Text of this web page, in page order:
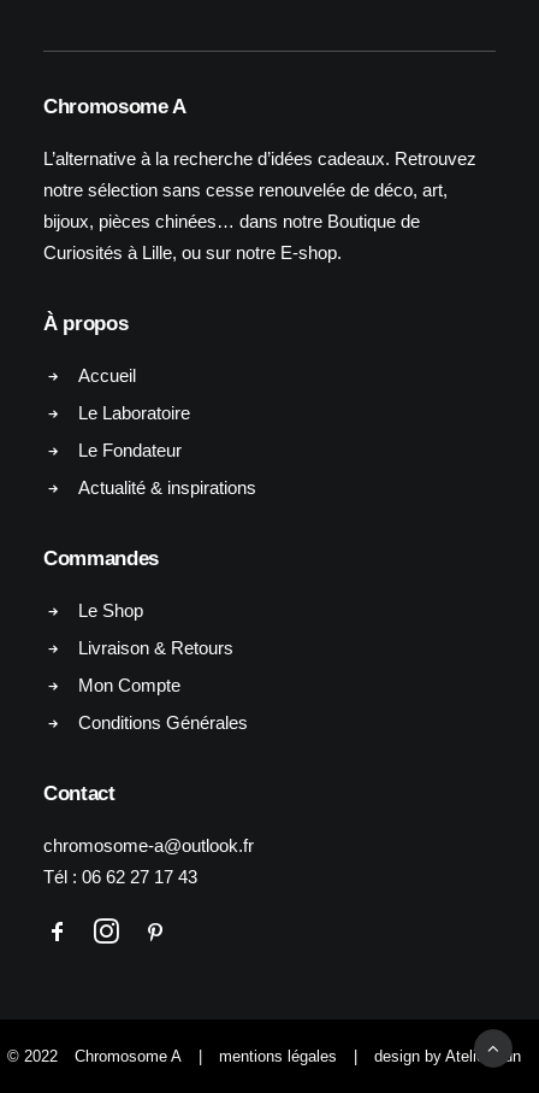
Chromosome A
L’alternative à la recherche d’idées cadeaux. Retrouvez
notre sélection sans cesse renouvelée de déco, art,
bijoux, pièces chinées… dans notre Boutique de
Curiosités à Lille, ou sur notre E-shop.
À propos
Accueil
Le Laboratoire
Le Fondateur
Actualité & inspirations
Commandes
Le Shop
Livraison & Retours
Mon Compte
Conditions Générales
Contact
chromosome-a@outlook.fr
Tél : 06 62 27 17 43
© 2022 Chromosome A mentions légales design by Atelier Yun